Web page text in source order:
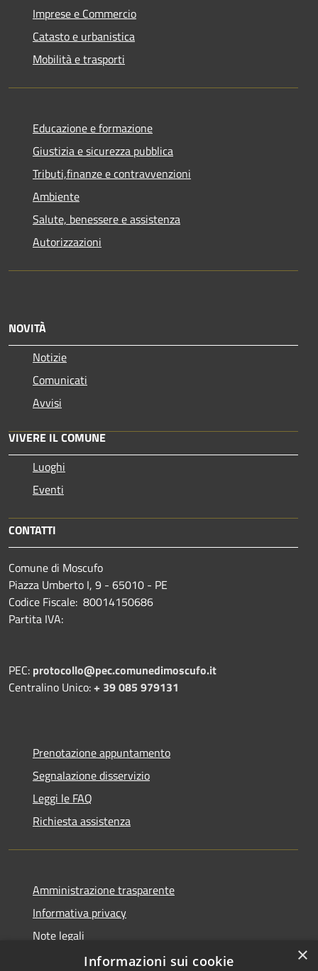
Imprese e Commercio
Catasto e urbanistica
Mobilità e trasporti
Educazione e formazione
Giustizia e sicurezza pubblica
Tributi,finanze e contravvenzioni
Ambiente
Salute, benessere e assistenza
Autorizzazioni
NOVITÀ
Notizie
Comunicati
Avvisi
VIVERE IL COMUNE
Luoghi
Eventi
CONTATTI
Comune di Moscufo
Piazza Umberto I, 9 - 65010 - PE
Codice Fiscale: 80014150686
Partita IVA:
PEC: protocollo@pec.comunedimoscufo.it
Centralino Unico:+ 39 085 979131
Prenotazione appuntamento
Segnalazione disservizio
Leggi le FAQ
Richiesta assistenza
Amministrazione trasparente
Informativa privacy
Note legali
Dichiarazione di accessibilità
×
Informazioni sui cookie